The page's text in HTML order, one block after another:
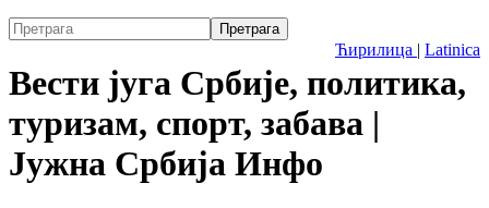
Ћирилица | Latinica
Вести југа Србије, политика,
туризам, спорт, забава |
Јужна Србија Инфо